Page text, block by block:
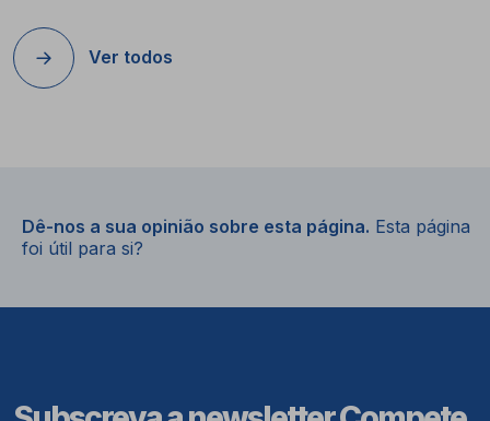
Ver todos
Dê-nos a sua opinião sobre esta página. Esta página
foi útil para si?